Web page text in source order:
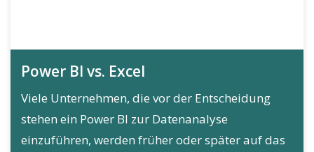
Power BI vs. Excel
Viele Unternehmen, die vor der Entscheidung
stehen ein Power BI zur Datenanalyse
einzuführen, werden früher oder später auf das